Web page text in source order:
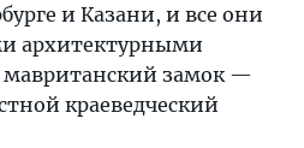
и Казани, и все они
архитектурными
замок —
краеведческий